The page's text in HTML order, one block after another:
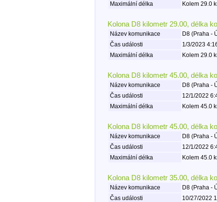
Maximální délka
Kolem 29.0
Kolona D8 kilometr 29.00, délka
Název komunikace
D8 (Praha -
Čas události
1/3/2023
Maximální délka
Kolem 29.0
Kolona D8 kilometr 45.00, délka
Název komunikace
D8 (Praha -
Čas události
12/1/2022
Maximální délka
Kolem 45.0
Kolona D8 kilometr 45.00, délka
Název komunikace
D8 (Praha -
Čas události
12/1/2022
Maximální délka
Kolem 45.0
Kolona D8 kilometr 35.00, délka
Název komunikace
D8 (Praha -
Čas události
10/27/2022